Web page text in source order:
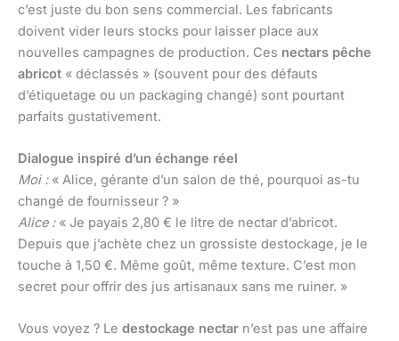
c’est juste du bon sens commercial. Les fabricants
doivent vider leurs stocks pour laisser place aux
nouvelles campagnes de production. Ces nectars pêche
abricot « déclassés » (souvent pour des défauts
d’étiquetage ou un packaging changé) sont pourtant
parfaits gustativement.
Dialogue inspiré d’un échange réel
Moi :« Alice, gérante d’un salon de thé, pourquoi as-tu
changé de fournisseur ? »
Alice :« Je payais 2,80 € le litre de nectar d’abricot.
Depuis que j’achète chez un grossiste destockage, je le
touche à 1,50 €. Même goût, même texture. C’est mon
secret pour offrir des jus artisanaux sans me ruiner. »
Vous voyez ? Le destockage nectar n’est pas une affaire